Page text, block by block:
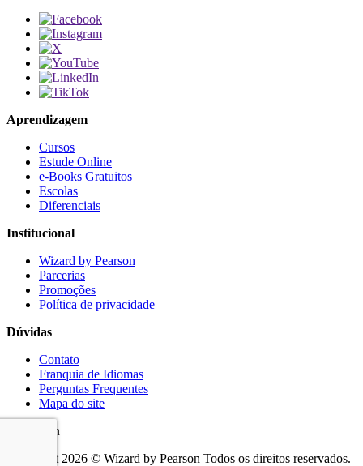
Aprendizagem
Cursos
Estude Online
e-Books Gratuitos
Escolas
Diferenciais
Institucional
Wizard by Pearson
Parcerias
Promoções
Política de privacidade
Dúvidas
Contato
Franquia de Idiomas
Perguntas Frequentes
Mapa do site
Copyright 2026 © Wizard by Pearson Todos os direitos reservados.